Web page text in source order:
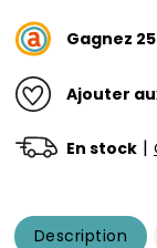
Gagnez 25
Ajouter
En stock |
Description